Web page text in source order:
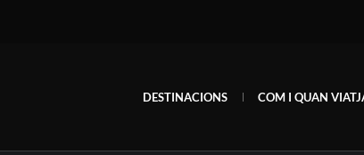
DESTINACIONS COM I QUAN